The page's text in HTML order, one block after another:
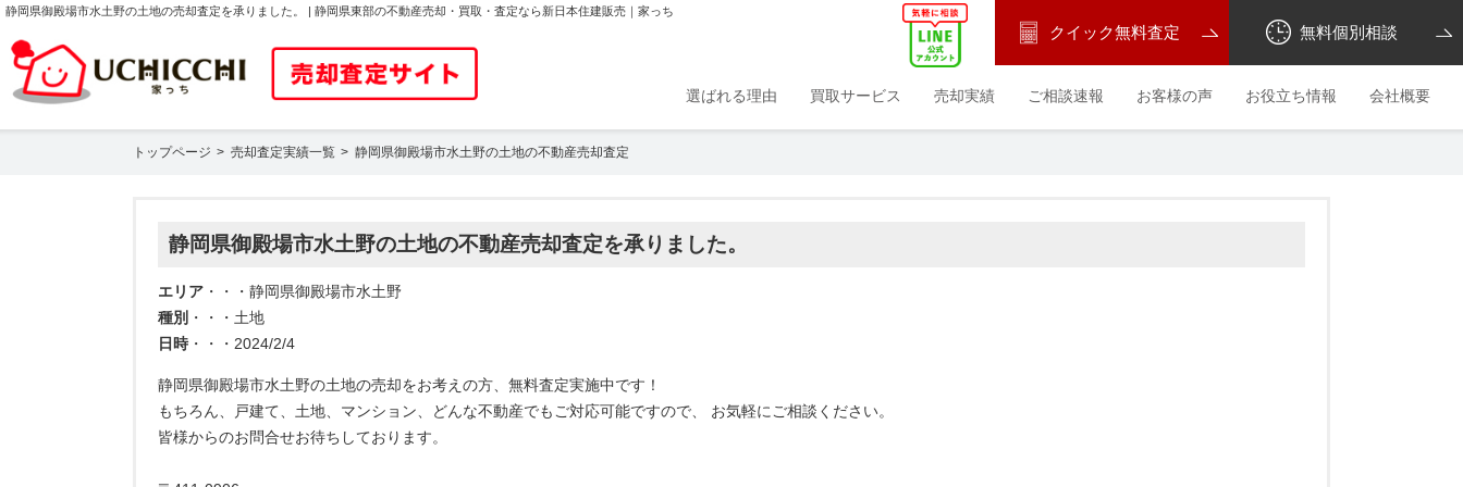
静岡県御殿場市水土野の土地の売却査定を承りました。 | 静岡県東部の不動産売却・買取・査定なら新日本住建販売｜家っち
クイック無料査定 無料個別相談
選ばれる理由 買取サービス 売却実績 ご相談速報 お客様の声 お役立ち情報 会社概要
トップページ 売却査定実績一覧 静岡県御殿場市水土野の土地の不動産売却査定
静岡県御殿場市水土野の土地の不動産売却査定を承りました。
エリア ・・・静岡県御殿場市水土野
種別 ・・・土地
日時 ・・・2024/2/4
静岡県御殿場市水土野の土地の売却をお考えの方、無料査定実施中です！
もちろん、戸建て、土地、マンション、どんな不動産でもご対応可能ですので、 お気軽にご相談ください。
皆様からのお問合せお待ちしております。